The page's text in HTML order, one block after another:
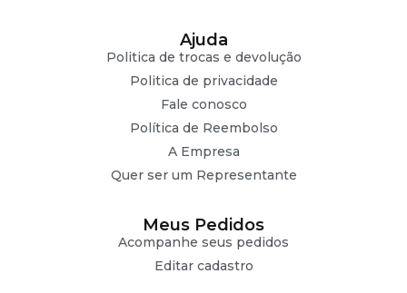
Ajuda
Politica de trocas e devolução
Politica de privacidade
Fale conosco
Política de Reembolso
A Empresa
Quer ser um Representante
Meus Pedidos
Acompanhe seus pedidos
Editar cadastro